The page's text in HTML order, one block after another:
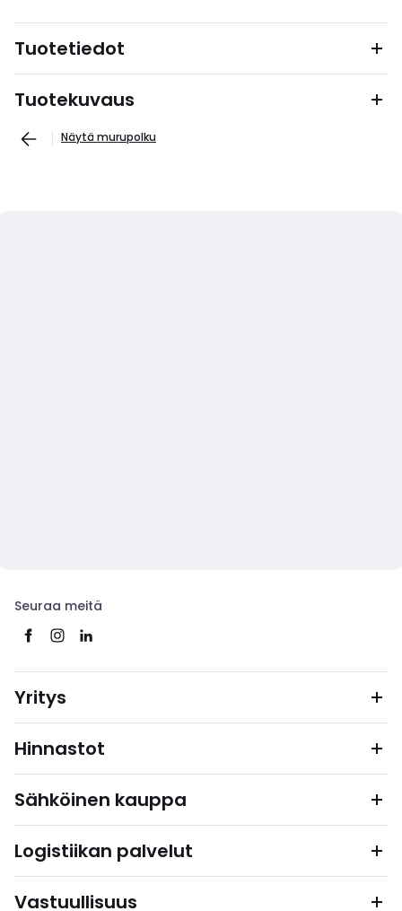
Tuotetiedot
Tuotekuvaus
Näytä murupolku
Seuraa meitä
Yritys
Hinnastot
Sähköinen kauppa
Logistiikan palvelut
Vastuullisuus